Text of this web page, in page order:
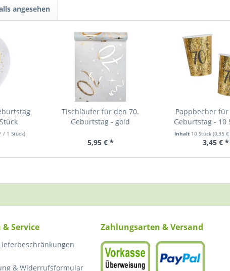
angesehen
/ 1 Stück)
Tischläufer für den 70.
Geburtstag - gold
5,95 € *
Pappbecher für
Geburtstag - 10
Inhalt 10 Stück (0,35
3,45 € *
Service
& Widerrufsformular
Zahlungsarten & Versand